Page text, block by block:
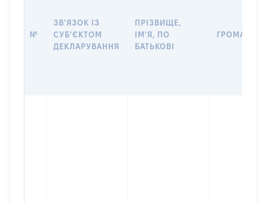
№
ЗВ'ЯЗОК ІЗ
СУБ'ЄКТОМ
ДЕКЛАРУВАННЯ
ПРІЗВИЩЕ,
ІМ'Я, ПО
БАТЬКОВІ